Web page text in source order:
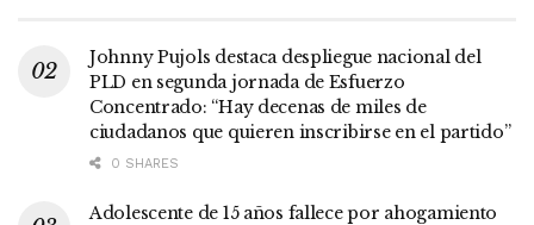
Johnny Pujols destaca despliegue nacional del
PLD en segunda jornada de Esfuerzo
Concentrado: “Hay decenas de miles de
ciudadanos que quieren inscribirse en el partido”
0 SHARES
Adolescente de 15 años fallece por ahogamiento